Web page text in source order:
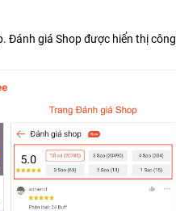
Đánh giá Shop được hiển thị công